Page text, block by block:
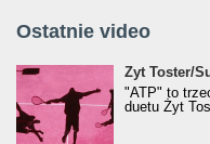
Ostatnie video
Żyt Toster/SurfAir -
Żyt Toster/
"ATP" to
duetu Żyt